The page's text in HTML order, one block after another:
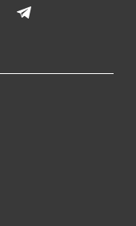
LinkedIn